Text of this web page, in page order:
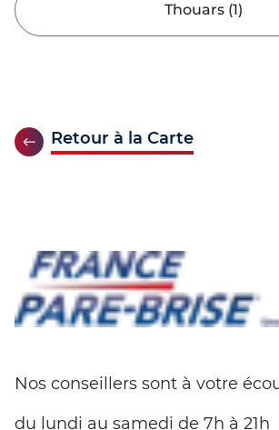
Thouars (1)
Retour à la Carte
Nos conseillers sont à votre
du lundi au samedi de 7h à 21h